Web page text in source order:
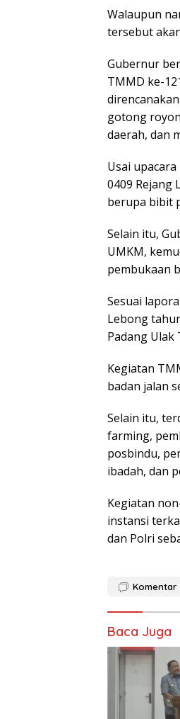
Walaupun
tersebut
Gubernur
TMMD ke-
gotong
daerah, dan
Usai
0409 Rejang
berupa bibit
Selain itu,
UMKM,
pembukaan
Sesuai
Lebong
Padang Ulak
Kegiatan
badan jalan
Selain itu,
farming,
posbindu,
ibadah, dan
Kegiatan
instansi
dan Polri
Komentar
Baca Juga